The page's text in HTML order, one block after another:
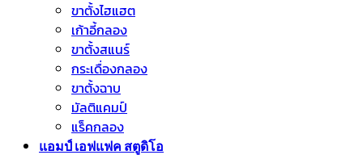
ขาตั้งไฮแฮต
เก้าอี้กลอง
ขาตั้งสแนร์
กระเดื่องกลอง
ขาตั้งฉาบ
มัลติแคมป์
แร็คกลอง
แอมป์ เอฟแฟค สตูดิโอ